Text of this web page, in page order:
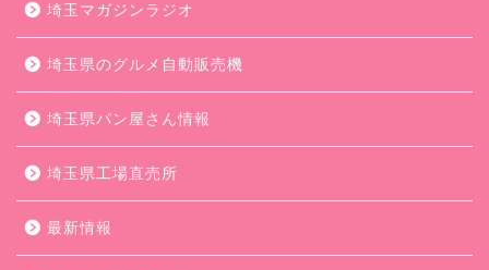
埼玉マガジンラジオ
埼玉県のグルメ自動販売機
埼玉県パン屋さん情報
埼玉県工場直売所
最新情報